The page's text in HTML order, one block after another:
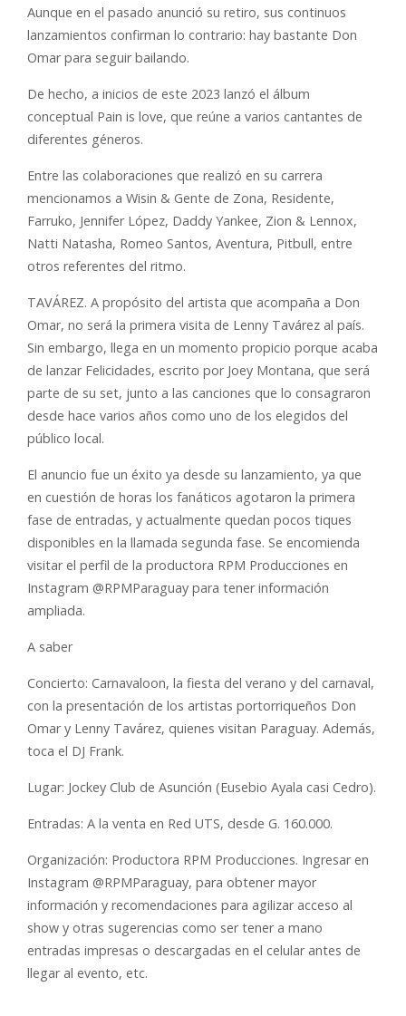
Aunque en el pasado anunció su retiro, sus continuos
lanzamientos confirman lo contrario: hay bastante Don
Omar para seguir bailando.
De hecho, a inicios de este 2023 lanzó el álbum
conceptual Pain is love, que reúne a varios cantantes de
diferentes géneros.
Entre las colaboraciones que realizó en su carrera
mencionamos a Wisin & Gente de Zona, Residente,
Farruko, Jennifer López, Daddy Yankee, Zion & Lennox,
Natti Natasha, Romeo Santos, Aventura, Pitbull, entre
otros referentes del ritmo.
TAVÁREZ. A propósito del artista que acompaña a Don
Omar, no será la primera visita de Lenny Tavárez al país.
Sin embargo, llega en un momento propicio porque acaba
de lanzar Felicidades, escrito por Joey Montana, que será
parte de su set, junto a las canciones que lo consagraron
desde hace varios años como uno de los elegidos del
público local.
El anuncio fue un éxito ya desde su lanzamiento, ya que
en cuestión de horas los fanáticos agotaron la primera
fase de entradas, y actualmente quedan pocos tiques
disponibles en la llamada segunda fase. Se encomienda
visitar el perfil de la productora RPM Producciones en
Instagram @RPMParaguay para tener información
ampliada.
A saber
Concierto: Carnavaloon, la fiesta del verano y del carnaval,
con la presentación de los artistas portorriqueños Don
Omar y Lenny Tavárez, quienes visitan Paraguay. Además,
toca el DJ Frank.
Lugar: Jockey Club de Asunción (Eusebio Ayala casi Cedro).
Entradas: A la venta en Red UTS, desde G. 160.000.
Organización: Productora RPM Producciones. Ingresar en
Instagram @RPMParaguay, para obtener mayor
información y recomendaciones para agilizar acceso al
show y otras sugerencias como ser tener a mano
entradas impresas o descargadas en el celular antes de
llegar al evento, etc.